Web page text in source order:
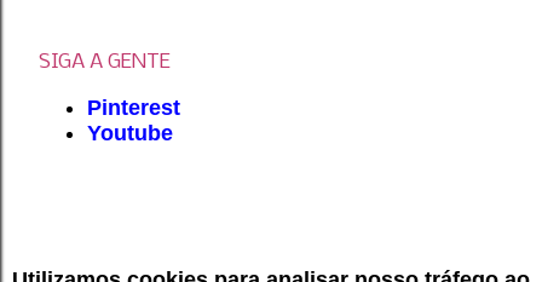
SIGA A GENTE
Pinterest
Youtube